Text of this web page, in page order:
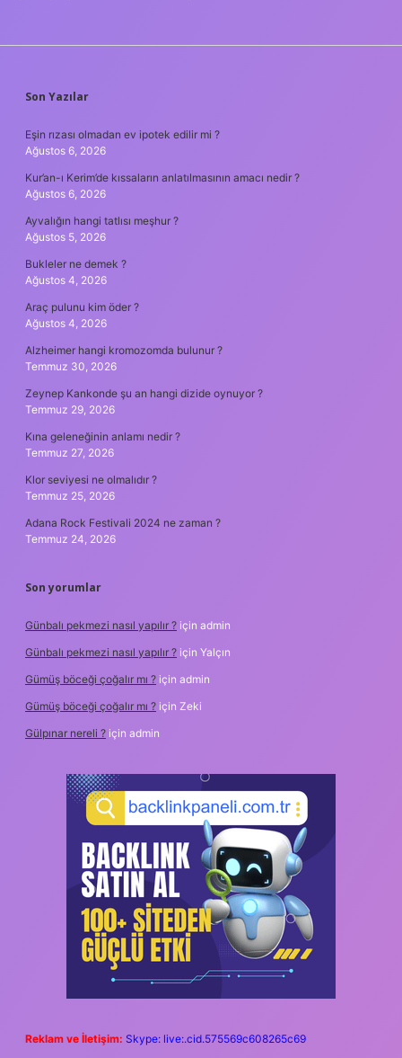
SIDEBAR
Son Yazılar
Eşin rızası olmadan ev ipotek edilir mi ?
Ağustos 6, 2026
Kur’an-ı Kerim’de kıssaların anlatılmasının amacı nedir ?
Ağustos 6, 2026
Ayvalığın hangi tatlısı meşhur ?
Ağustos 5, 2026
Bukleler ne demek ?
Ağustos 4, 2026
Araç pulunu kim öder ?
Ağustos 4, 2026
Alzheimer hangi kromozomda bulunur ?
Temmuz 30, 2026
Zeynep Kankonde şu an hangi dizide oynuyor ?
Temmuz 29, 2026
Kına geleneğinin anlamı nedir ?
Temmuz 27, 2026
Klor seviyesi ne olmalıdır ?
Temmuz 25, 2026
Adana Rock Festivali 2024 ne zaman ?
Temmuz 24, 2026
Son yorumlar
Günbalı pekmezi nasıl yapılır ? için admin
Günbalı pekmezi nasıl yapılır ? için Yalçın
Gümüş böceği çoğalır mı ? için admin
Gümüş böceği çoğalır mı ? için Zeki
Gülpınar nereli ? için admin
Reklam ve İletişim: Skype: live:.cid.575569c608265c69